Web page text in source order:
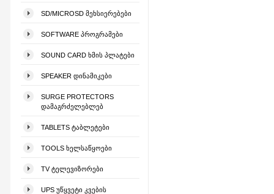
SD/MICROSD ᲛᲔᲮᲡᲘᲔᲠᲔᲑᲔᲑᲘ
SOFTWARE ᲞᲠᲝᲒᲠᲐᲛᲔᲑᲘ
SOUND CARD ᲮᲛᲘᲡ ᲞᲚᲐᲢᲔᲑᲘ
SPEAKER ᲓᲘᲜᲐᲛᲘᲙᲔᲑᲘ
SURGE PROTECTORS
ᲓᲐᲛᲐᲒᲠᲫᲔᲚᲔᲑᲚᲔᲑ
TABLETS ᲢᲐᲑᲚᲔᲢᲔᲑᲘ
TOOLS ᲮᲔᲚᲡᲐᲬᲧᲝᲔᲑᲘ
TV ᲢᲔᲚᲔᲕᲘᲖᲝᲠᲔᲑᲘ
UPS ᲣᲬᲧᲕᲔᲢᲘ ᲙᲕᲔᲑᲘᲡ